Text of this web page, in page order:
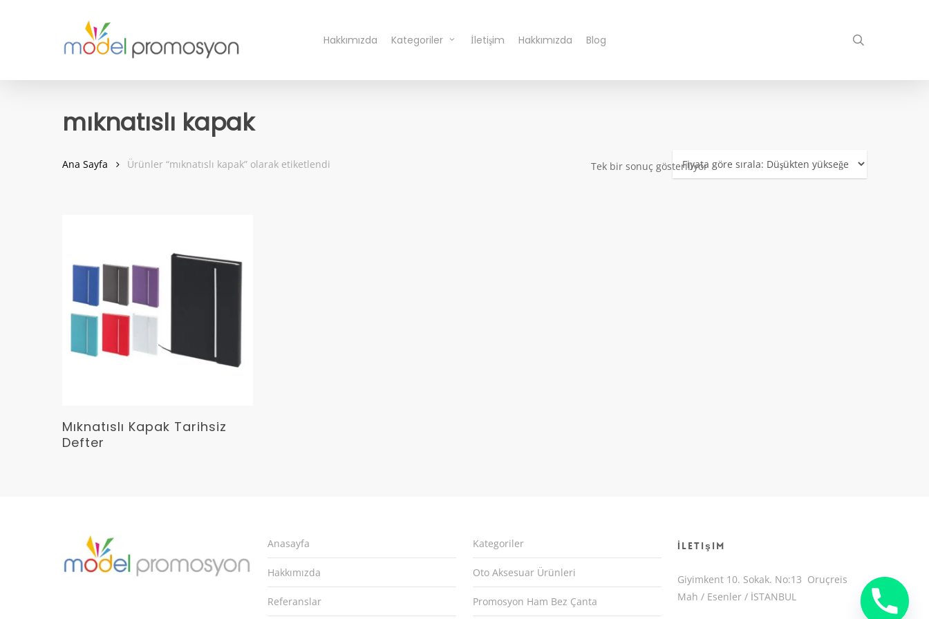
Hakkımızda Kategoriler İletişim Hakkımızda Blog
mıknatıslı kapak
Tek bir sonuç gösteriliyor
Ana Sayfa Ürünler “mıknatıslı kapak” olarak etiketlendi
Devamını Oku
Mıknatıslı Kapak Tarihsiz
Defter
Anasayfa
Hakkımızda
Referanslar
Kategoriler
Oto Aksesuar Ürünleri
Promosyon Ham Bez Çanta
İletişim
Giyimkent 10. Sokak. No:13 Oruçreis
Mah / Esenler / İSTANBUL